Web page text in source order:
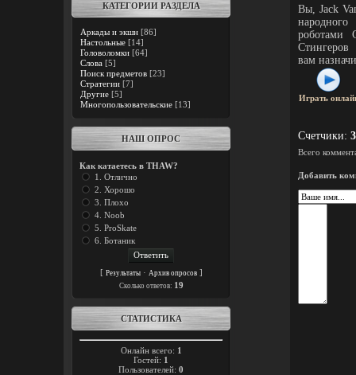
КАТЕГОРИИ РАЗДЕЛА
Аркады и экшн [86]
Настольные [14]
Головоломки [64]
Слова [5]
Поиск предметов [23]
Стратегии [7]
Другие [5]
Многопользовательские [13]
НАШ ОПРОС
Как катаетесь в THAW?
1. Отлично
2. Хорошо
3. Плохо
4. Noob
5. ProSkate
6. Ботаник
[ Результаты· Архив опросов]
Cколько ответов: 19
СТАТИСТИКА
Онлайн всего: 1
Гостей: 1
Пользователей: 0
Вы, Jack
роботами
вам
Играть
Счетчики:
Всего
Добавить